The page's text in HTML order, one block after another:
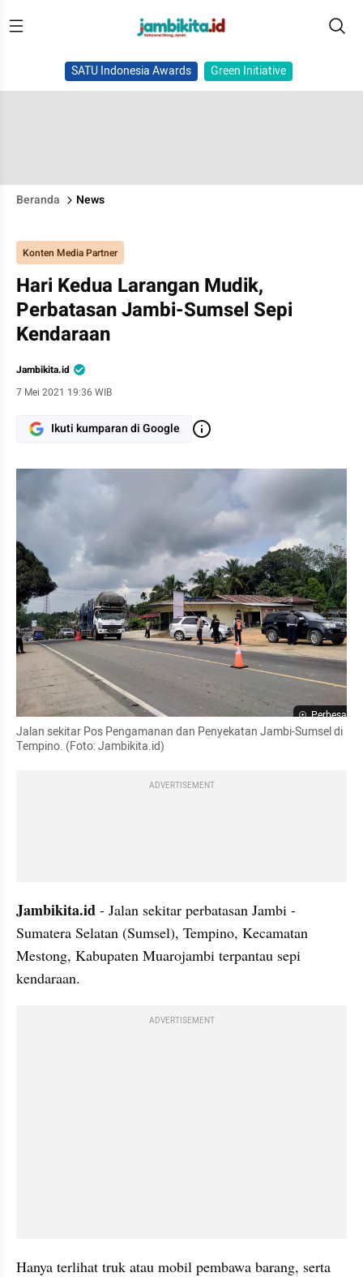
SATU Indonesia Awards Green Initiative
Beranda News
Konten Media Partner
Hari Kedua Larangan Mudik,
Perbatasan Jambi-Sumsel Sepi
Kendaraan
Jambikita.id
7 Mei 2021 19:36 WIB
Ikuti kumparan di Google
Perbesar
Jalan sekitar Pos Pengamanan dan Penyekatan Jambi-Sumsel di
Tempino. (Foto: Jambikita.id)
ADVERTISEMENT
Jambikita.id - Jalan sekitar perbatasan Jambi -
Sumatera Selatan (Sumsel), Tempino, Kecamatan
Mestong, Kabupaten Muarojambi terpantau sepi
kendaraan.
ADVERTISEMENT
Hanya terlihat truk atau mobil pembawa barang, serta